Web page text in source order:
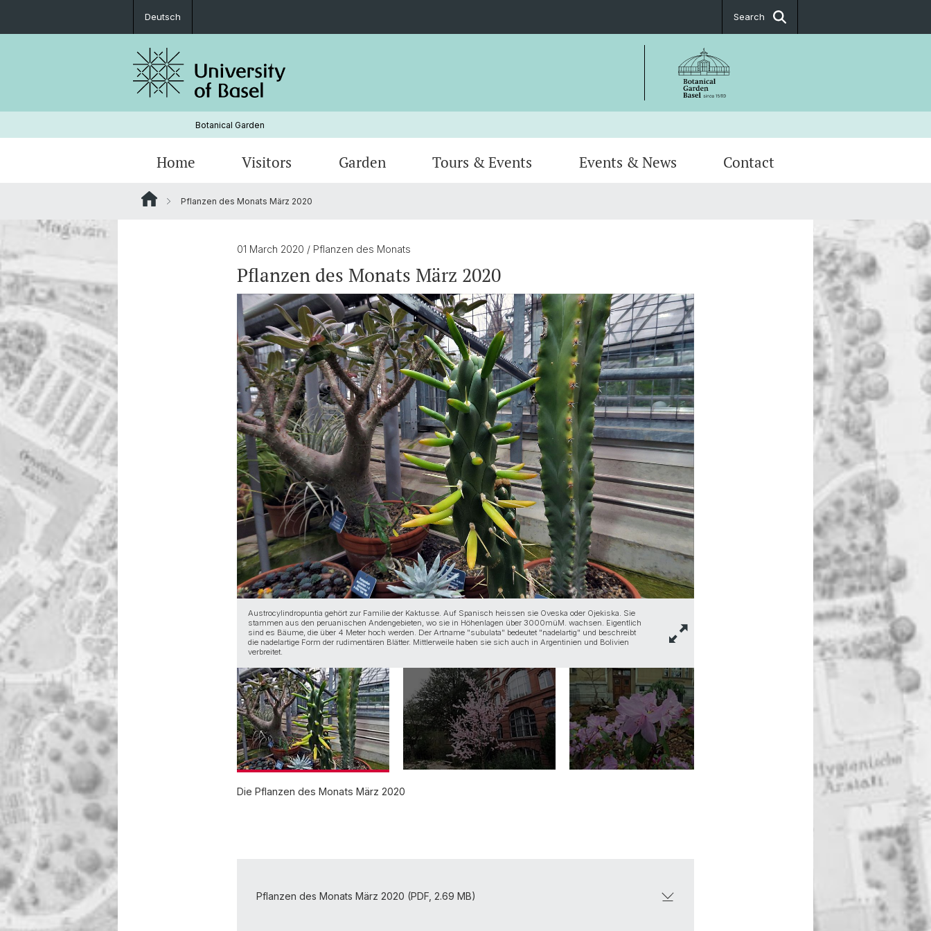
Deutsch Search
Botanical Garden
Home Visitors Garden
Team
Tours & Events Events & News Contact
Pflanzen des Monats März 2020
01 March 2020 / Pflanzen des Monats
Pflanzen des Monats März 2020
Austrocylindropuntia gehört zur Familie der Kaktusse. Auf Spanisch heissen sie Oveska oder Ojekiska. Sie
stammen aus den peruanischen Andengebieten, wo sie in Höhenlagen über 3000müM. wachsen. Eigentlich
sind es Bäume, die über 4 Meter hoch werden. Der Artname "subulata" bedeutet "nadelartig" und beschreibt
die nadelartige Form der rudimentären Blätter. Mittlerweile haben sie sich auch in Argentinien und Bolivien
verbreitet.
Unser Mandelbaum trägt den Sortennamen "Amanda", zu
süssen Mandelkern haben. Da die Mandelbäume vor allem
unseren Baum regelmässig. Die ursprüngliche Heimat der
den Mittelmeerländern werden sie aber schon seit etwa
weltweiten Hauptanbaugebiete sind Kalifornien, Spanien und
Die Pflanzen des Monats März 2020
Pflanzen des Monats März 2020 (PDF, 2.69 MB)